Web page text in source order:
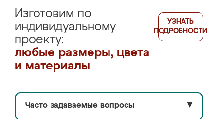
Изготовим по
индивидуальному
проекту:
любые размеры, цвета
и материалы
УЗНАТЬ
ПОДРОБНОСТИ
Часто задаваемые вопросы ▼